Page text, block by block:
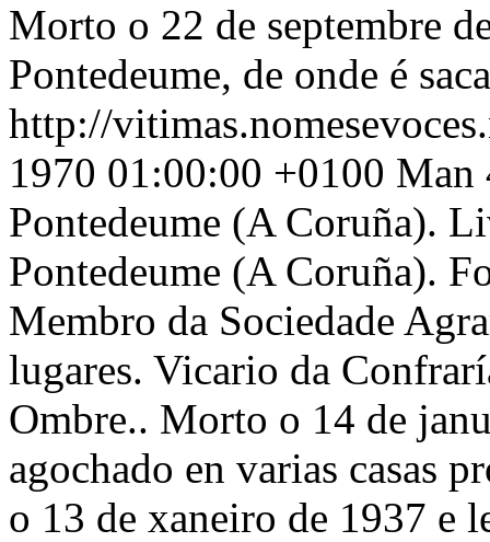
Morto o 22 de septembre
Pontedeume, de onde é
http://
1970 01:00:00 +0100 Man
Pontedeume (A Coruña).
Pontedeume (A Coruña).
Membro da Sociedade
lugares. Vicario da
Ombre.. Morto o 14 de
agochado en varias casas
o 13 de xaneiro de 1937 e